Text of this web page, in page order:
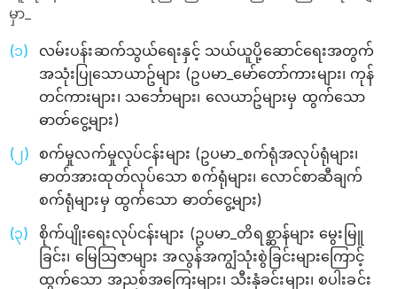
မှာ_
လမ်းပန်းဆက်သွယ်ရေးနှင့် သယ်ယူပို့ဆောင်ရေးအတွက်
အသုံးပြုသောယာဥ်များ (ဥပမာ_မော်တော်ကားများ၊ ကုန်
တင်ကားများ၊ သင်္ဘောများ၊ လေယာဥ်များမှ ထွက်သော
ဓာတ်‌ငွေ့များ)
စက်မှုလက်မှုလုပ်ငန်းများ (ဥပမာ_စက်ရုံအလုပ်ရုံများ၊
ဓာတ်အားထုတ်လုပ်သော စက်ရုံများ၊ လောင်စာဆီချက်
စက်ရုံများမှ ထွက်သော ဓာတ်ငွေ့များ)
စိုက်ပျိုး‌ရေးလုပ်ငန်းများ (ဥပမာ_တိရစ္ဆာန်များ မွေးမြူ
ခြင်း၊ မြေသြဇာများ အလွန်အကျွံသုံးစွဲခြင်းများကြောင့်
ထွက်သော အညစ်အကြေးများ၊ သီးနှံခင်းများ၊ စပါးခင်း